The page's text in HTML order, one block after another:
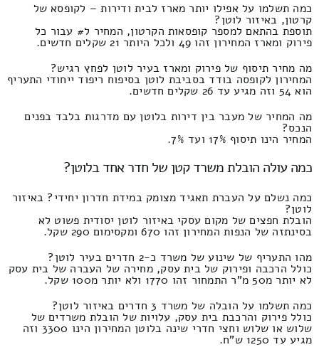
כמה תשלמו על אפילו יותר מארז לבית ודירות – לקופסא של
קרטון, באיזור לוטן?
תוספת בהתאם למספר קופסאות הקרטון, המחיר ל# עבור כל
פירוק ומארז המחירון זהו 49 ולכל היותר 21 שקלים חדשים.
מה מחיר תיסוף של פירוק ומארז בעיר לוטן לפחץ רגיש?
המחירון לקופסה בודד בסביבת לוטן בסיפוח ריפוד ייחודי התעריף
הוא 54 וזה מגיע עד 26 שקלים חדשים.
מה המחיר של מעבר בין דירות בלוטן עם מדרגות בלבד בפנים
הנכס?
המחיר הינו תיסוף 17% ועד 7%.
כמה עולה הובלת משרד קטן של חדר אחד בלוטן?
כמה נשלם על העברת תאגיד מצומק במידת חדרון יחידי? באיזור
לוטן?
הובלת חפצים של מקום עסקי באיזור לוטן יסודית פשוט לא
בסינתזה של הנפות המחירון זהו 670 ומקסימום 290 שקל.
מהו התעריף של שינוע של משרד כ-2 חדרים בעיר לוטן?
כולל הרכבה ופירוק של בית עסק, מחירה של העברה של בית עסק
לא יותר מ50 מ"ר התמחור זהו 1770 ולא יותר מ100 שקל.
כמה תשלמו על הובלה של משרד 3 חדרים באיזור לוטן?
כולל פירוק והרכבת בית עסק, עלויות של הובלת משרדים של
שלוש או שלוש וחצי חדרי שינה בלוטן המחירון הינו 3300 וזה
מגיע עד 1250 ש"ח.